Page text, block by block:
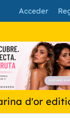
Acceder
d'or